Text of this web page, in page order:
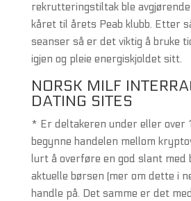
rekrutteringstiltak ble
kåret til årets Peab klubb. Etter
seanser så er det viktig å bruke
igjen og pleie energiskjoldet sitt.
NORSK MILF
DATING SITES
* Er deltakeren under eller over
begynne handelen mellom
lurt å overføre en god slant med
aktuelle børsen (mer om dette i
handle på. Det samme er det